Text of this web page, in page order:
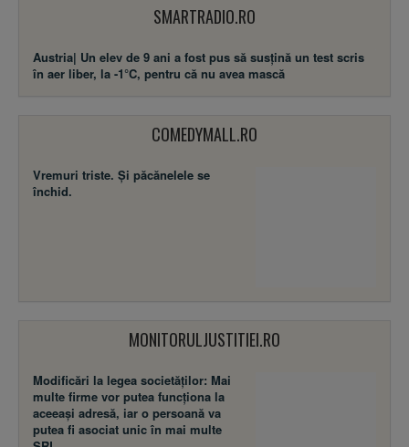
în aer liber, la -1°C, pentru că nu avea mască
COMEDYMALL.RO
multe firme vor putea funcţiona la
putea fi asociat unic în mai multe
SRL